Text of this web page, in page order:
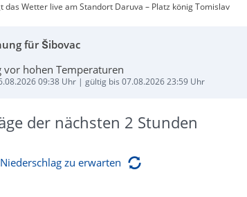
das Wetter live am Standort Daruva – Platz könig Tomislav
für Šibovac
vor hohen Temperaturen
09:38 Uhr | gültig bis 07.08.2026 23:59 Uhr
der nächsten 2 Stunden
zu erwarten